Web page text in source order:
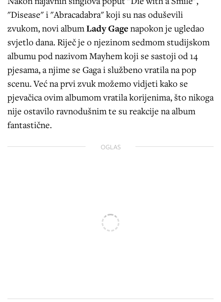
"Disease" i "Abracadabra" koji su nas oduševili
zvukom, novi albumLady Gagenapokon je ugledao
svjetlo dana. Riječ je o njezinom sedmom studijskom
albumu pod nazivom Mayhem koji se sastoji od 14
pjesama, a njime se Gaga i službeno vratila na pop
scenu. Već na prvi zvuk možemo vidjeti kako se
pjevačica ovim albumom vratila korijenima, što nikoga
nije ostavilo ravnodušnim te su reakcije na album
fantastične.
OGLAS